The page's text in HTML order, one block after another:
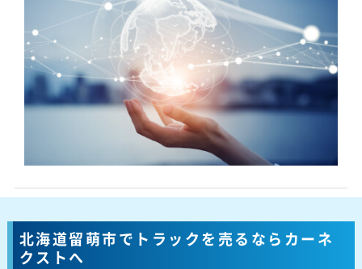
北海道留萌市でトラックを売るならカーネ
クストへ